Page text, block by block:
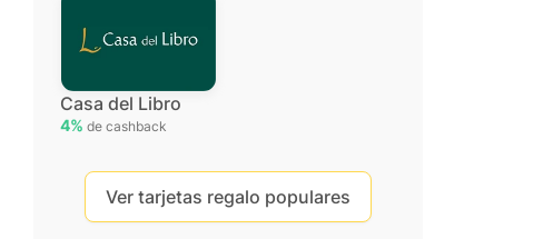
Casa del Libro
4% de cashback
Ver tarjetas regalo populares